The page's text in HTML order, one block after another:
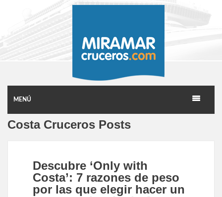
MENÚ
Costa Cruceros Posts
Descubre ‘Only with
Costa’: 7 razones de peso
por las que elegir hacer un